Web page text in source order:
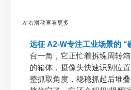
左右滑动查看更多
远征 A2-W专注工业场景的 “
台一角，它正忙着拆垛周转
的箱体，摄像头快速识别位
整抓取角度，稳稳抓起后堆